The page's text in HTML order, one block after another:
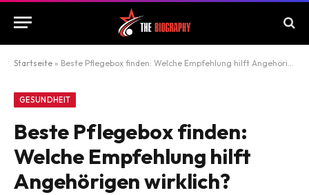
Startseite » Beste Pflegebox finden: Welche Empfehlung hilft Angehörigen wirklich?
GESUNDHEIT
Beste Pflegebox finden:
Welche Empfehlung hilft
Angehörigen wirklich?